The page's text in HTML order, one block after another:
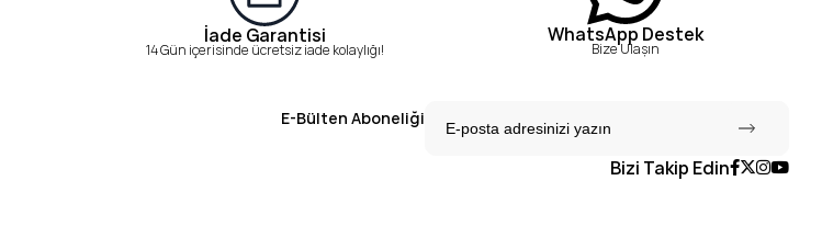
İade Garantisi
14 Gün içerisinde ücretsiz iade kolaylığı!
WhatsApp Destek
Bize Ulaşın
E-Bülten Aboneliği
Bizi Takip Edin